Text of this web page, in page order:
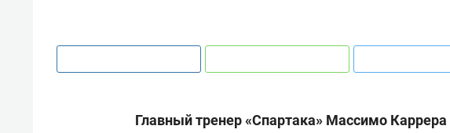
Главный тренер «Спартака» Массимо